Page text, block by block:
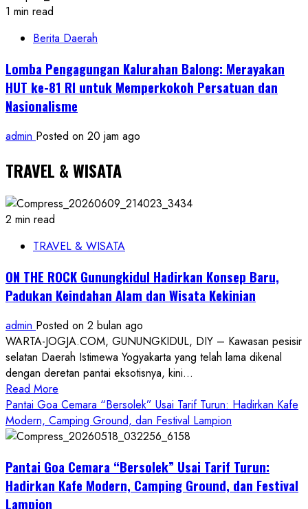
1 min read
Berita Daerah
Lomba Pengagungan Kalurahan Balong: Merayakan
HUT ke-81 RI untuk Memperkokoh Persatuan dan
Nasionalisme
admin Posted on 20 jam ago
TRAVEL & WISATA
2 min read
TRAVEL & WISATA
ON THE ROCK Gunungkidul Hadirkan Konsep Baru,
Padukan Keindahan Alam dan Wisata Kekinian
admin Posted on 2 bulan ago
WARTA-JOGJA.COM, GUNUNGKIDUL, DIY – Kawasan pesisir
selatan Daerah Istimewa Yogyakarta yang telah lama dikenal
dengan deretan pantai eksotisnya, kini...
Read More
more
about
ON
ROCK
Gunungkidul
Pantai Goa Cemara “Bersolek” Usai Tarif Turun: Hadirkan Kafe
Modern, Camping Ground, dan Festival Lampion
Pantai Goa Cemara “Bersolek” Usai Tarif Turun:
Hadirkan Kafe Modern, Camping Ground, dan Festival
Lampion